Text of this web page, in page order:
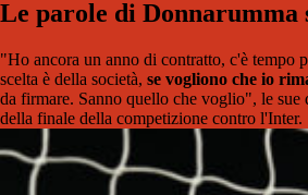
Le parole di Donnarumma
"Ho ancora un anno di contratto, c'è tempo
scelta è della società, se vogliono che io
da firmare. Sanno quello che voglio", le sue
della finale della competizione contro l'Inter.